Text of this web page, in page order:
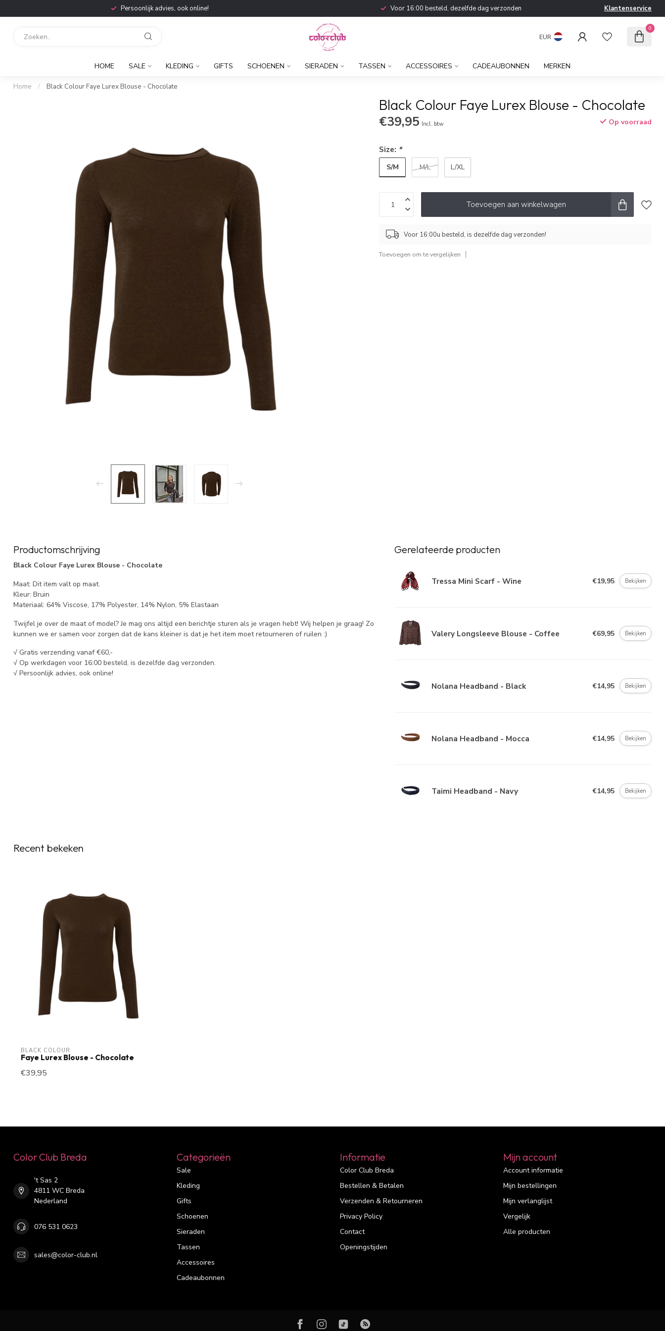
Persoonlijk advies, ook online! Voor 16:00 besteld, dezelfde dag verzonden Klantenservice
EUR
0
HOME SALE KLEDING GIFTS SCHOENEN SIERADEN TASSEN ACCESSOIRES CADEAUBONNEN MERKEN
Home / Black Colour Faye Lurex Blouse - Chocolate
Black Colour Faye Lurex Blouse - Chocolate
€39,95 Incl. btw Op voorraad
Size: *
S/M M/L L/XL
Toevoegen aan winkelwagen
Voor 16:00u besteld, is dezelfde dag verzonden!
Toevoegen om te vergelijken
Productomschrijving
Black Colour Faye Lurex Blouse - Chocolate
Maat: Dit item valt op maat.
Kleur: Bruin
Materiaal: 64% Viscose, 17% Polyester, 14% Nylon, 5% Elastaan
Twijfel je over de maat of model? Je mag ons altijd een berichtje sturen als je vragen hebt! Wij helpen je graag! Zo
kunnen we er samen voor zorgen dat de kans kleiner is dat je het item moet retourneren of ruilen :)
√ Gratis verzending vanaf €60,-
√ Op werkdagen voor 16:00 besteld, is dezelfde dag verzonden.
√ Persoonlijk advies, ook online!
Gerelateerde producten
Tressa Mini Scarf - Wine €19,95 Bekijken
Valery Longsleeve Blouse - Coffee €69,95 Bekijken
Nolana Headband - Black €14,95 Bekijken
Nolana Headband - Mocca €14,95 Bekijken
Taimi Headband - Navy €14,95 Bekijken
Recent bekeken
BLACK COLOUR
Faye Lurex Blouse - Chocolate
€39,95
Color Club Breda
't Sas 2
4811 WC Breda
Nederland
076 531 0623
sales@color-club.nl
Categorieën
Sale
Kleding
Gifts
Schoenen
Sieraden
Tassen
Accessoires
Cadeaubonnen
Informatie
Color Club Breda
Bestellen & Betalen
Verzenden & Retourneren
Privacy Policy
Contact
Openingstijden
Mijn account
Account informatie
Mijn bestellingen
Mijn verlanglijst
Vergelijk
Alle producten